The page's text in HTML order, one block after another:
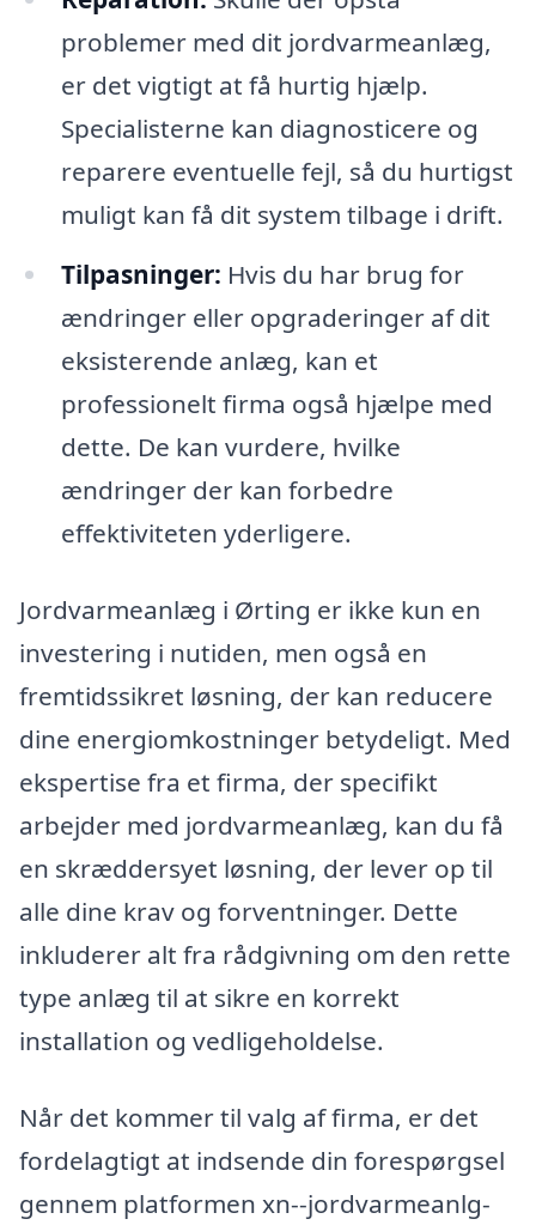
problemer med dit jordvarmeanlæg,
er det vigtigt at få hurtig hjælp.
Specialisterne kan diagnosticere og
reparere eventuelle fejl, så du hurtigst
muligt kan få dit system tilbage i drift.
Tilpasninger: Hvis du har brug for
ændringer eller opgraderinger af dit
eksisterende anlæg, kan et
professionelt firma også hjælpe med
dette. De kan vurdere, hvilke
ændringer der kan forbedre
effektiviteten yderligere.
Jordvarmeanlæg i Ørting er ikke kun en
investering i nutiden, men også en
fremtidssikret løsning, der kan reducere
dine energiomkostninger betydeligt. Med
ekspertise fra et firma, der specifikt
arbejder med jordvarmeanlæg, kan du få
en skræddersyet løsning, der lever op til
alle dine krav og forventninger. Dette
inkluderer alt fra rådgivning om den rette
type anlæg til at sikre en korrekt
installation og vedligeholdelse.
Når det kommer til valg af firma, er det
fordelagtigt at indsende din forespørgsel
gennem platformen xn--jordvarmeanlg-